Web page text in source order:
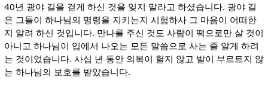
40년 광야 길을 걷게 하신 것을 잊지 말라고 하셨습니다. 광야 길
은 그들이 하나님의 명령을 지키는지 시험하사 그 마음이 어떠한
지 알려 하신 것입니다. 만나를 주신 것도 사람이 떡으로만 살 것이
아니고 하나님이 입에서 나오는 모든 말씀으로 사는 줄 알게 하려
는 것이었습니다. 사십 년 동안 의복이 헐지 않고 발이 부르트지 않
는 하나님의 보호를 받았습니다.